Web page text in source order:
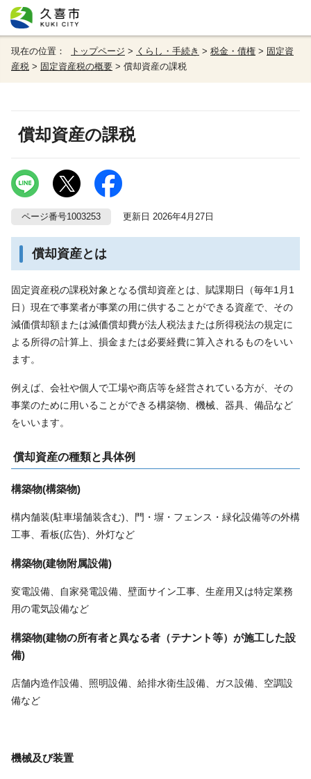
現在の位置： トップページ > くらし・手続き > 税金・債権 > 固定資
産税 > 固定資産税の概要 > 償却資産の課税
償却資産の課税
ページ番号1003253 更新日 2026年4月27日
償却資産とは
固定資産税の課税対象となる償却資産とは、賦課期日（毎年1月1
日）現在で事業者が事業の用に供することができる資産で、その
減価償却額または減価償却費が法人税法または所得税法の規定に
よる所得の計算上、損金または必要経費に算入されるものをいい
ます。
例えば、会社や個人で工場や商店等を経営されている方が、その
事業のために用いることができる構築物、機械、器具、備品など
をいいます。
償却資産の種類と具体例
構築物(構築物)
構内舗装(駐車場舗装含む)、門・塀・フェンス・緑化設備等の外構
工事、看板(広告)、外灯など
構築物(建物附属設備)
変電設備、自家発電設備、壁面サイン工事、生産用又は特定業務
用の電気設備など
構築物(建物の所有者と異なる者（テナント等）が施工した設
備)
店舗内造作設備、照明設備、給排水衛生設備、ガス設備、空調設
備など
機械及び装置